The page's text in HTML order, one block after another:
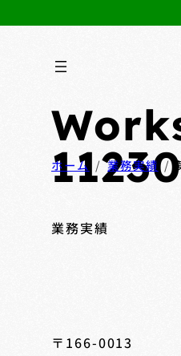
11230
業務実績
ホーム 業務実績
〒166-0013